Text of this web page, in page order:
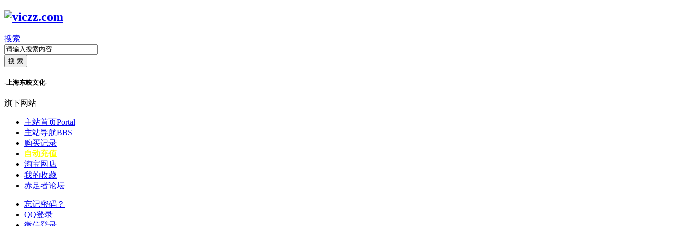
搜索
搜 索
-上海东映文化-
旗下网站
主站首页Portal
主站导航BBS
购买记录
自动充值
淘宝网店
我的收藏
赤足者论坛
忘记密码？
QQ登录